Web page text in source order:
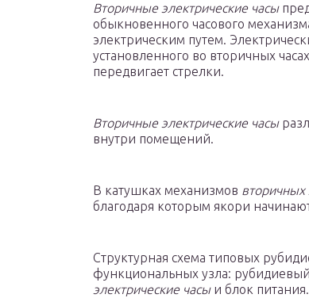
Вторичные электрические часы
обыкновенного часового
электрическим путем.
установленного во вторичных
передвигает стрелки.
Вторичные электрические часы
внутри помещений.
В катушках механизмов вторичных
благодаря которым якори
Структурная схема типовых
функциональных узла: рубидиевый
электрические часыи блок питания.